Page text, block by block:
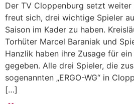
Der TV Cloppenburg setzt weiter
freut sich, drei wichtige Spieler
Saison im Kader zu haben.
Torhüter Marcel Baraniak und
Hanzlik haben ihre Zusage für
gegeben. Alle drei Spieler, die
sogenannten „ERGO-WG“ in
[…]